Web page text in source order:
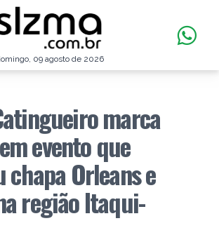
09 agosto de 2026
marca
evento que
Orleans e
região Itaqui-